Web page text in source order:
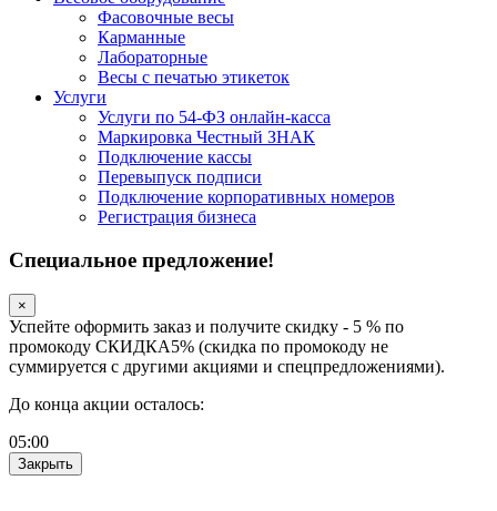
Фасовочные весы
Карманные
Лабораторные
Весы с печатью этикеток
Услуги
Услуги по 54-ФЗ онлайн-касса
Маркировка Честный ЗНАК
Подключение кассы
Перевыпуск подписи
Подключение корпоративных номеров
Регистрация бизнеса
Специальное предложение!
×
Успейте оформить заказ и получите скидку - 5 % по
промокоду СКИДКА5% (скидка по промокоду не
суммируется с другими акциями и спецпредложениями).
До конца акции осталось:
05:00
Закрыть